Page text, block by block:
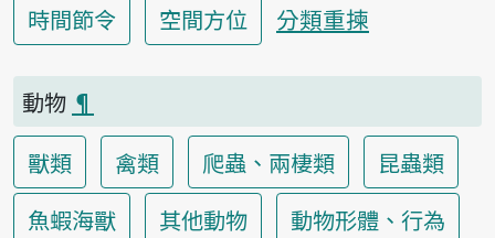
時間節令
空間方位 分類重揀
動物 ¶
獸類
禽類 爬蟲、兩棲類
昆蟲類
魚蝦海獸
其他動物
動物形體、行為